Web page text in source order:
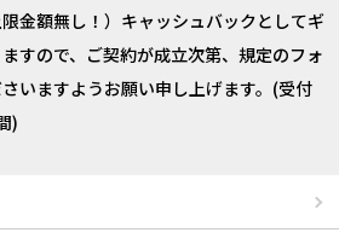
金額無し！）キャッシュバックとしてギ
すので、ご契約が成立次第、規定のフォ
いますようお願い申し上げます。(受付
)